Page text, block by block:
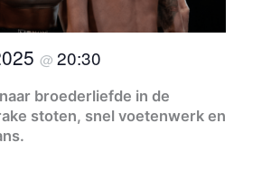
@ 20:30
broederliefde in de
stoten, snel voetenwerk en